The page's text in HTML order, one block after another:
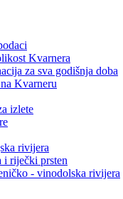
Kvarnera
za sva godišnja doba
Kvarneru
izlete
rivijera
i riječki prsten
- vinodolska rivijera